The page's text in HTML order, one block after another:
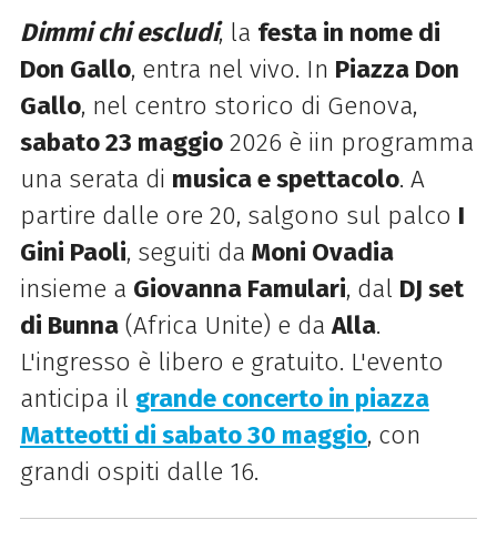
Dimmi chi escludi, la festa in nome di
Don Gallo, entra nel vivo. In Piazza Don
Gallo, nel centro storico di Genova,
sabato 23 maggio2026 è iin programma
una serata di musica e spettacolo. A
partire dalle ore 20, salgono sul palco I
Gini Paoli, seguiti da Moni Ovadia
insieme a Giovanna Famulari, dal DJ set
di Bunna(Africa Unite) e daAlla.
L'ingresso è libero e gratuito. L'evento
anticipa il grande concerto in piazza
Matteotti di sabato 30 maggio, con
grandi ospiti dalle 16.